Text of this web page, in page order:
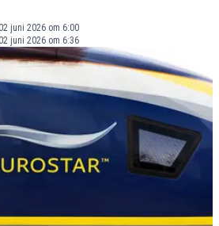
juni 2026 om 6:00
juni 2026 om 6:36